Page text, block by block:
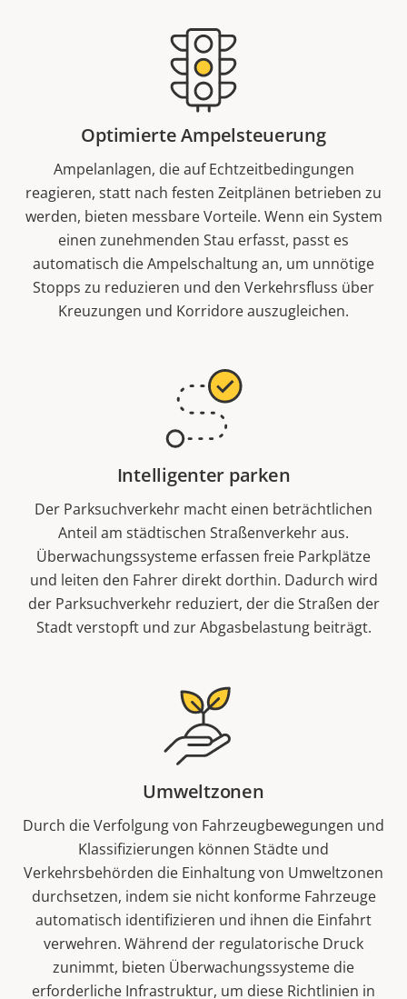
Optimierte Ampelsteuerung
Ampelanlagen, die auf Echtzeitbedingungen
reagieren, statt nach festen Zeitplänen betrieben zu
werden, bieten messbare Vorteile. Wenn ein System
einen zunehmenden Stau erfasst, passt es
automatisch die Ampelschaltung an, um unnötige
Stopps zu reduzieren und den Verkehrsfluss über
Kreuzungen und Korridore auszugleichen.
Intelligenter parken
Der Parksuchverkehr macht einen beträchtlichen
Anteil am städtischen Straßenverkehr aus.
Überwachungssysteme erfassen freie Parkplätze
und leiten den Fahrer direkt dorthin. Dadurch wird
der Parksuchverkehr reduziert, der die Straßen der
Stadt verstopft und zur Abgasbelastung beiträgt.
Umweltzonen
Durch die Verfolgung von Fahrzeugbewegungen und
Klassifizierungen können Städte und
Verkehrsbehörden die Einhaltung von Umweltzonen
durchsetzen, indem sie nicht konforme Fahrzeuge
automatisch identifizieren und ihnen die Einfahrt
verwehren. Während der regulatorische Druck
zunimmt, bieten Überwachungssysteme die
erforderliche Infrastruktur, um diese Richtlinien in